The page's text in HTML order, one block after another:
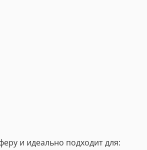
и идеально подходит для: